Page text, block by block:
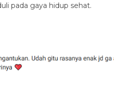
pada gaya hidup sehat.